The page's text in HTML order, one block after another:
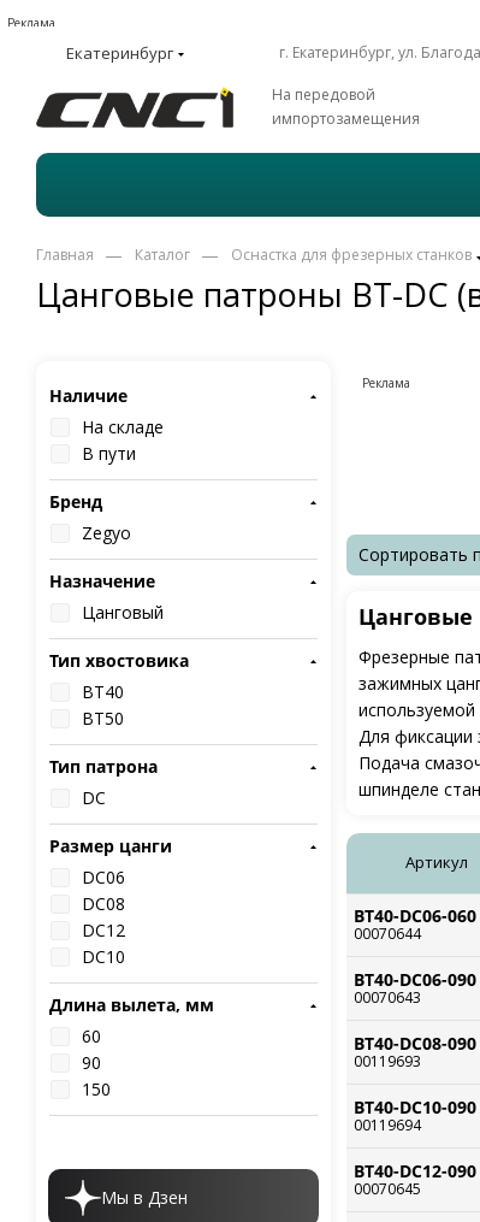
Реклама
Екатеринбург г. Екатеринбург, ул.
На передовой
импортозамещения
Цанговые патроны BT-DC
Главная — Каталог — Оснастка для фрезерных станков
Реклама
Сортировать
Цанговые
Фрезерные
зажимных
Для фиксации
Подача
шпинделе
Артикул
BT40-DC06-060
00070644
BT40-DC06-090
00070643
BT40-DC08-090
00119693
BT40-DC10-090
00119694
BT40-DC12-090
00070645
Наличие
На складе
В пути
Бренд
Zegyo
Назначение
Цанговый
Тип хвостовика
BT40
BT50
Тип патрона
DC
Размер цанги
DC06
DC08
DC12
DC10
Длина вылета, мм
60
90
150
Мы в Дзен